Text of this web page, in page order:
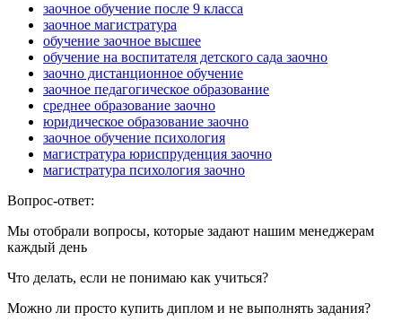
заочное обучение после 9 класса
заочное магистратура
обучение заочное высшее
обучение на воспитателя детского сада заочно
заочно дистанционное обучение
заочное педагогическое образование
среднее образование заочно
юридическое образование заочно
заочное обучение психология
магистратура юриспруденция заочно
магистратура психология заочно
Вопрос-ответ:
Мы отобрали вопросы, которые задают нашим менеджерам
каждый день
Что делать, если не понимаю как учиться?
Можно ли просто купить диплом и не выполнять задания?